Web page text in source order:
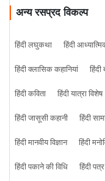
अन्य रसप्रद विकल्प
हिंदी लघुकथा हिंदी
हिंदी क्लासिक कहानियां
हिंदी कविता
हिंदी यात्रा विशेष
हिंदी जासूसी कहानी
हिंदी
हिंदी मानवीय विज्ञान
हिंदी
हिंदी पकाने की विधि
हिंदी पत्र